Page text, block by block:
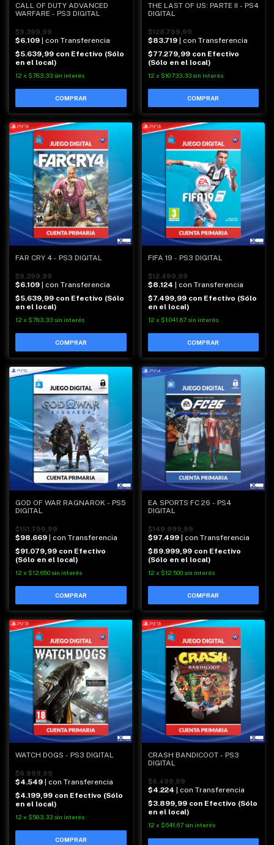
CALL OF DUTY ADVANCED
WARFARE - PS3 DIGITAL
$9.399,99
$6.109 | con Transferencia
$5.639,99 con Efectivo (Sólo
en el local)
12 x $783,33 sin interés
THE LAST OF US: PARTE II - PS4
DIGITAL
$128.799,99
$83.719 | con Transferencia
$77.279,99 con Efectivo
(Sólo en el local)
12 x $10.733,33 sin interés
FAR CRY 4 - PS3 DIGITAL
$9.399,99
$6.109
| con Transferencia
$5.639,99 con Efectivo (Sólo
en el local)
12 x $783,33 sin interés
FIFA 19 - PS3 DIGITAL
$12.499,99
$8.124
| con Transferencia
$7.499,99 con Efectivo (Sólo
en el local)
12 x $1.041,67 sin interés
GOD OF WAR RAGNAROK - PS5
DIGITAL
$151.799,99
$98.669 | con Transferencia
$91.079,99 con Efectivo
(Sólo en el local)
12 x $12.650 sin interés
EA SPORTS FC 26 - PS4
DIGITAL
$149.999,99
$97.499 | con Transferencia
$89.999,99 con Efectivo
(Sólo en el local)
12 x $12.500 sin interés
WATCH DOGS - PS3 DIGITAL
$6.999,99
$4.549
| con Transferencia
$4.199,99 con Efectivo (Sólo
en el local)
12 x $583,33 sin interés
CRASH BANDICOOT - PS3
DIGITAL
$6.499,99
$4.224
| con Transferencia
$3.899,99 con Efectivo (Sólo
en el local)
12 x $541,67 sin interés